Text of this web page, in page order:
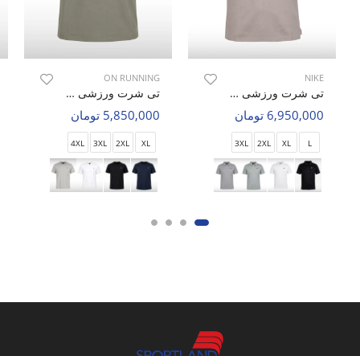
NIKE
تی شرت ورزشی مردانه نایک Nike Alpha Motion M
6,950,000 تومان
L
XL
2XL
3XL
ON RUNNING
تی شرت ورزشی مردانه آن رانینگ Blaze Fit M
5,850,000 تومان
XL
2XL
3XL
4XL